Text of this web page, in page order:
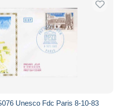
Unesco Fdc Paris 8-10-83